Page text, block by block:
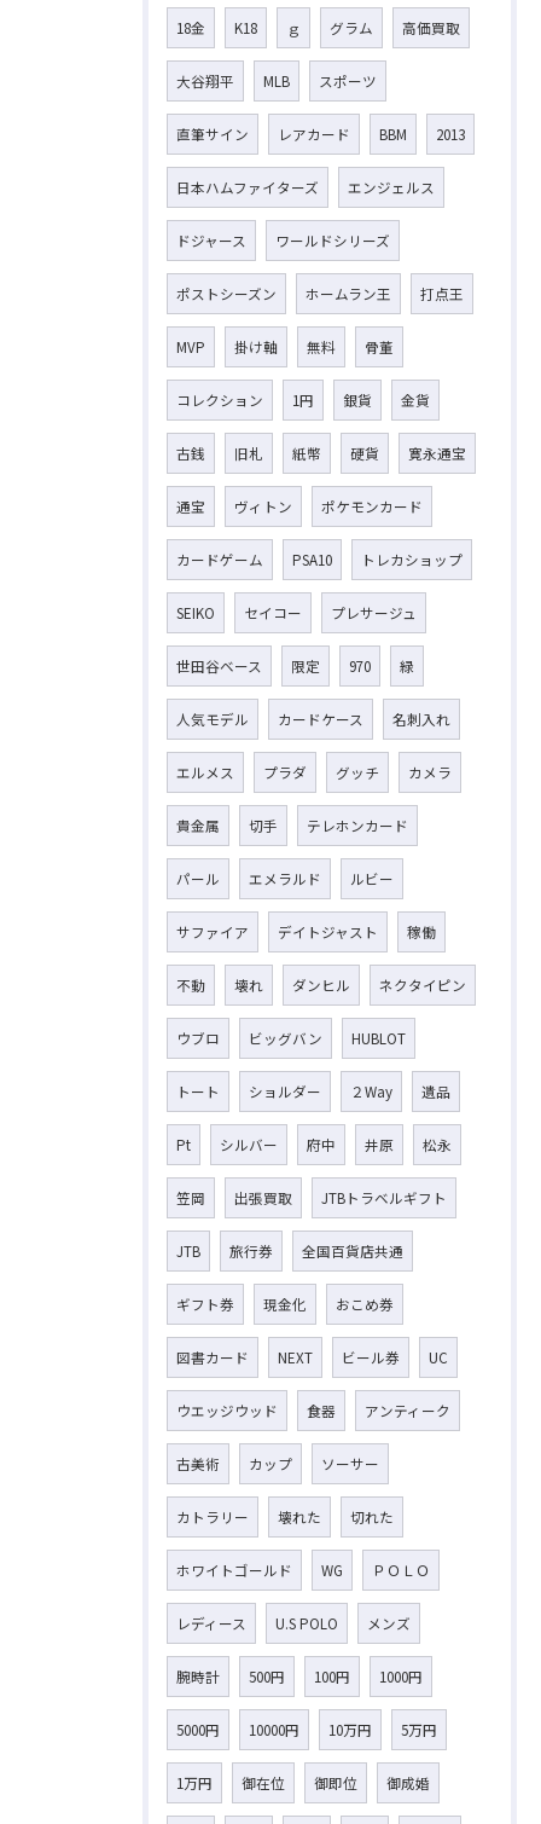
18金 K18 ｇ グラム 高価買取
大谷翔平 MLB スポーツ
直筆サイン レアカード BBM 2013
日本ハムファイターズ エンジェルス
ドジャース ワールドシリーズ
ポストシーズン ホームラン王 打点王
MVP 掛け軸 無料 骨董
コレクション 1円 銀貨 金貨
古銭 旧札 紙幣 硬貨 寛永通宝
通宝 ヴィトン ポケモンカード
カードゲーム PSA10 トレカショップ
SEIKO セイコー プレサージュ
世田谷ベース 限定 970 緑
人気モデル カードケース 名刺入れ
エルメス プラダ グッチ カメラ
貴金属 切手 テレホンカード
パール エメラルド ルビー
サファイア デイトジャスト 稼働
不動 壊れ ダンヒル ネクタイピン
ウブロ ビッグバン HUBLOT
トート ショルダー ２Way 遺品
Pt シルバー 府中 井原 松永
笠岡 出張買取 JTBトラベルギフト
JTB 旅行券 全国百貨店共通
ギフト券 現金化 おこめ券
図書カード NEXT ビール券 UC
ウエッジウッド 食器 アンティーク
古美術 カップ ソーサー
カトラリー 壊れた 切れた
ホワイトゴールド WG ＰＯＬＯ
レディース U.S POLO メンズ
腕時計 500円 100円 1000円
5000円 10000円 10万円 5万円
1万円 御在位 御即位 御成婚